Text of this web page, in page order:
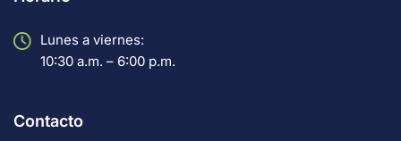
Lunes a viernes:
10:30 a.m. – 6:00 p.m.
Contacto